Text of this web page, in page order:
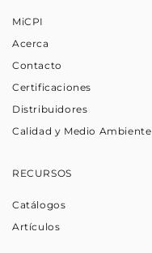
MiCPI
Acerca
Contacto
Certificaciones
Distribuidores
Calidad y Medio Ambiente
RECURSOS
Catálogos
Artículos